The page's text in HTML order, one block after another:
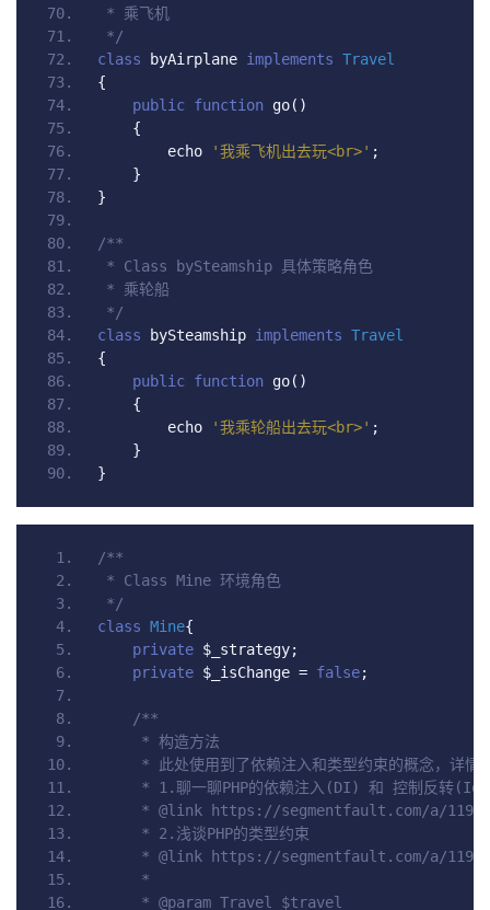
* 乘飞机
*/
class byAirplane implements Travel
{
public function go()
{
        echo
'我乘飞机出去玩<br>' ;
}
}
/**
* Class bySteamship 具体策略角色
* 乘轮船
*/
class bySteamship implements Travel
{
public function go()
{
        echo
'我乘轮船出去玩<br>' ;
}
}
/**
* Class Mine 环境角色
*/
class Mine{
private $_strategy;
private $_isChange = false;
/**
     * 构造方法
* 此处使用到了依赖注入和类型约束的概念，详情
* 1.聊一聊PHP的依赖注入(DI) 和 控制反转
* @link https://segmentfault.com/a/
     * 2.浅谈PHP的类型约束
* @link https://segmentfault.com/a/
     *
     * @param Travel $travel